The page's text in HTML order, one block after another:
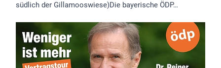
südlich der Gillamooswiese)Die bayerische ÖDP…